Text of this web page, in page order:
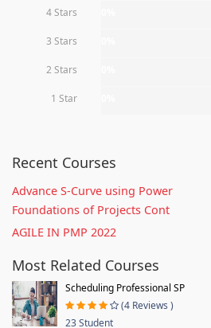
4 Stars
3 Stars
2 Stars
1 Star
Recent Courses
Advance S-Curve using Power
Foundations of Projects Cont
AGILE IN PMP 2022
Most Related Courses
Scheduling Professional SP
(4 Reviews )
23 Student